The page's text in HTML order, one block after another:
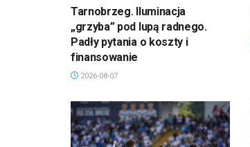
Tarnobrzeg. Iluminacja
„grzyba” pod lupą radnego.
Padły pytania o koszty i
finansowanie
2026-08-07